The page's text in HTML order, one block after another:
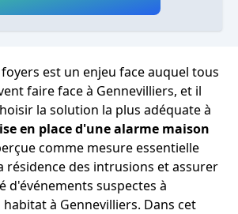
est un enjeu face auquel tous
faire face à Gennevilliers, et il
la solution la plus adéquate à
en place d'une alarme maison
comme mesure essentielle
résidence des intrusions et assurer
d'événements suspectes à
à Gennevilliers. Dans cet